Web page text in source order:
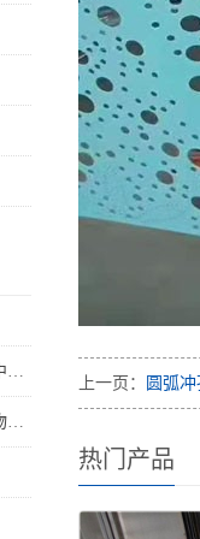
铝单板与其他建筑材料相比，在现代建筑中的优势是什么？
铝单板的保温隔热功能是否能够降低建筑物的能耗？
上一页： 圆弧
热门产品